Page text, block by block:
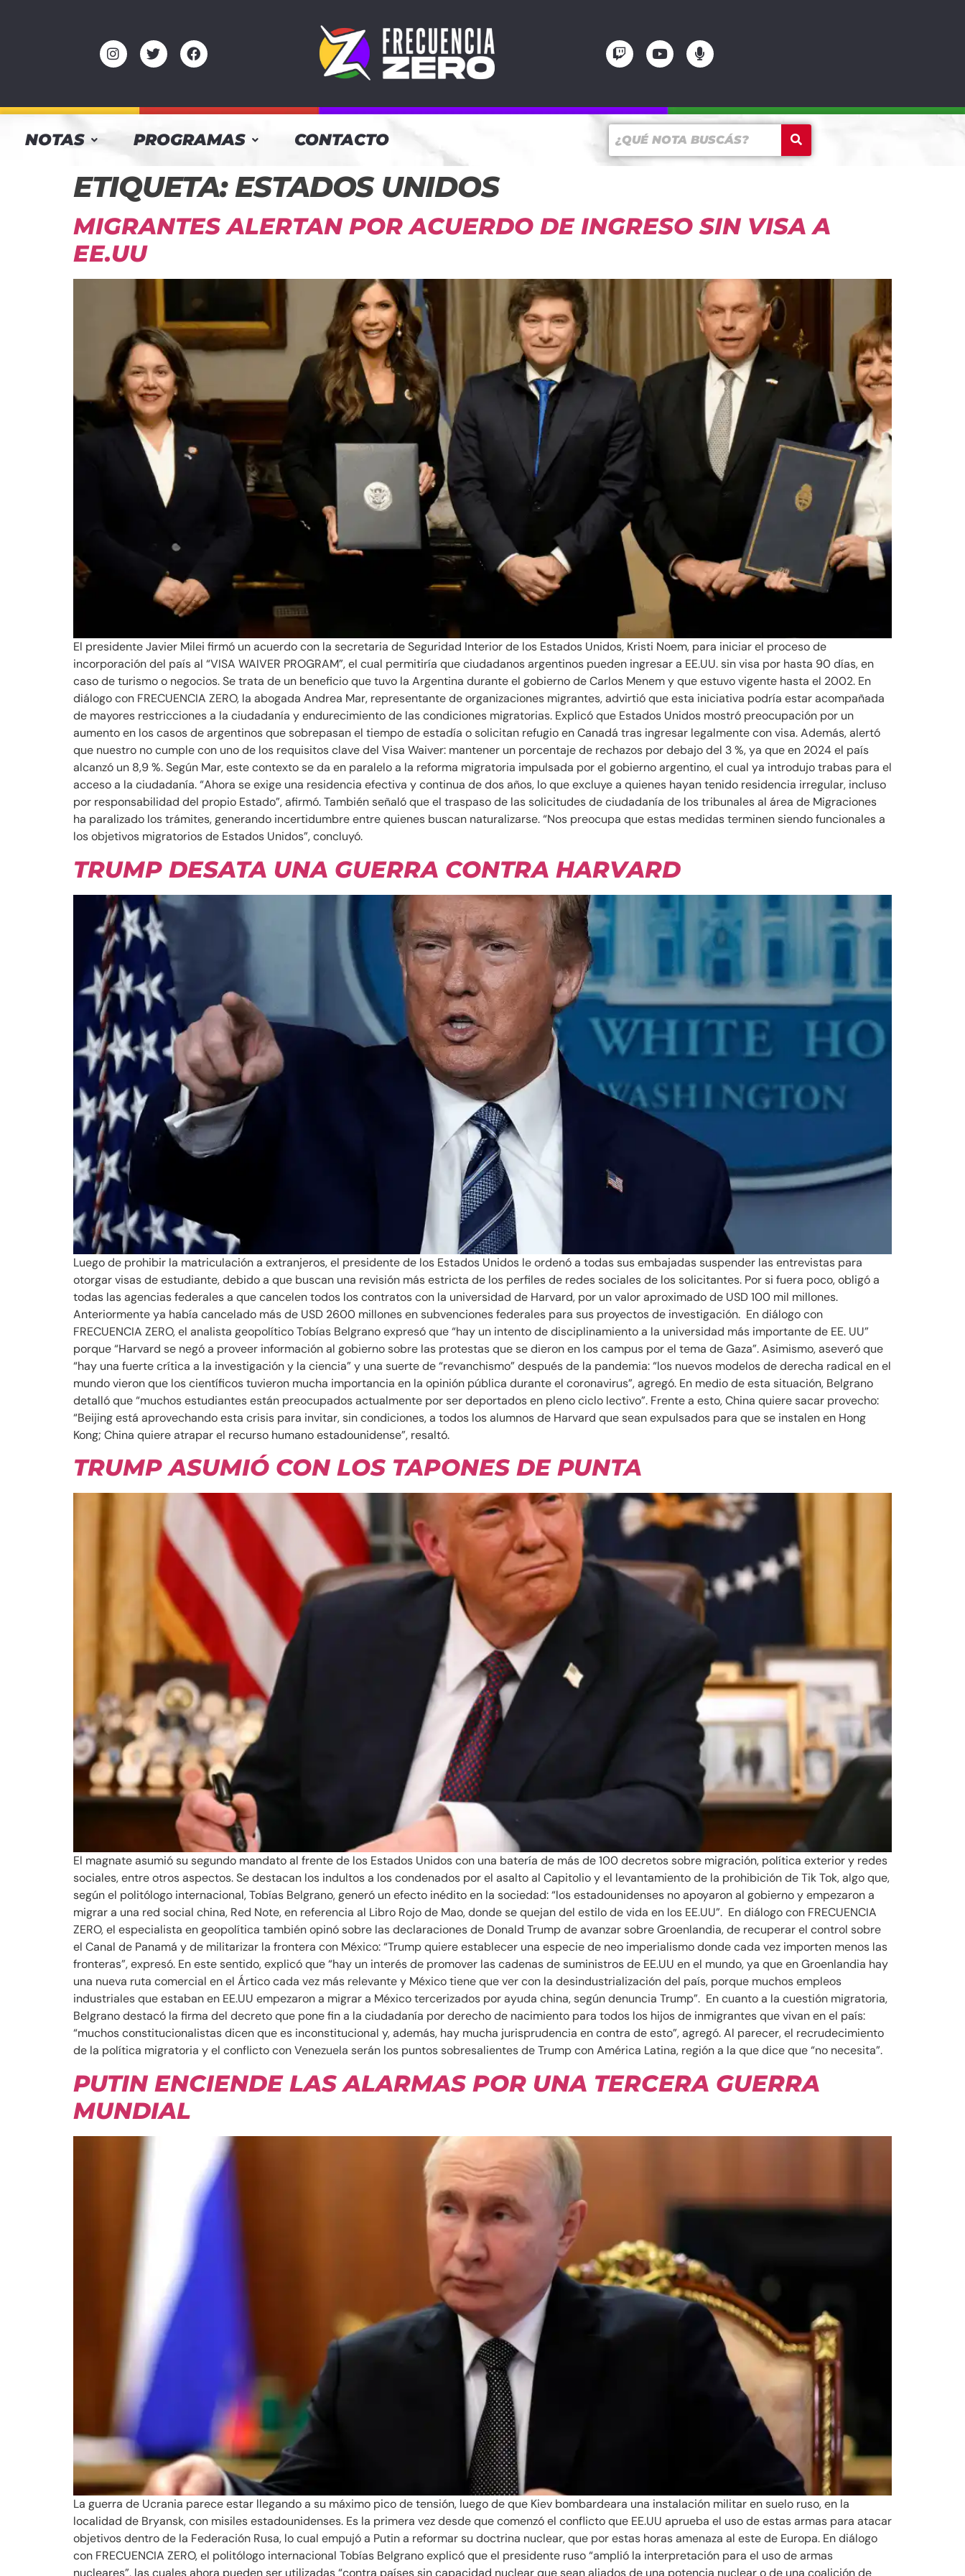
NOTAS PROGRAMAS CONTACTO
ETIQUETA:ESTADOS UNIDOS
MIGRANTES ALERTAN POR ACUERDO DE INGRESO SIN VISA A
EE.UU
El presidente Javier Milei firmó un acuerdo con la secretaria de Seguridad Interior de los Estados Unidos, Kristi Noem, para iniciar el proceso de
incorporación del país al “VISA WAIVER PROGRAM”, el cual permitiría que ciudadanos argentinos pueden ingresar a EE.UU. sin visa por hasta 90 días, en
caso de turismo o negocios. Se trata de un beneficio que tuvo la Argentina durante el gobierno de Carlos Menem y que estuvo vigente hasta el 2002. En
diálogo con FRECUENCIA ZERO, la abogada Andrea Mar, representante de organizaciones migrantes, advirtió que esta iniciativa podría estar acompañada
de mayores restricciones a la ciudadanía y endurecimiento de las condiciones migratorias. Explicó que Estados Unidos mostró preocupación por un
aumento en los casos de argentinos que sobrepasan el tiempo de estadía o solicitan refugio en Canadá tras ingresar legalmente con visa. Además, alertó
que nuestro no cumple con uno de los requisitos clave del Visa Waiver: mantener un porcentaje de rechazos por debajo del 3 %, ya que en 2024 el país
alcanzó un 8,9 %. Según Mar, este contexto se da en paralelo a la reforma migratoria impulsada por el gobierno argentino, el cual ya introdujo trabas para el
acceso a la ciudadanía. “Ahora se exige una residencia efectiva y continua de dos años, lo que excluye a quienes hayan tenido residencia irregular, incluso
por responsabilidad del propio Estado”, afirmó. También señaló que el traspaso de las solicitudes de ciudadanía de los tribunales al área de Migraciones
ha paralizado los trámites, generando incertidumbre entre quienes buscan naturalizarse. “Nos preocupa que estas medidas terminen siendo funcionales a
los objetivos migratorios de Estados Unidos”, concluyó.
TRUMP DESATA UNA GUERRA CONTRA HARVARD
Luego de prohibir la matriculación a extranjeros, el presidente de los Estados Unidos le ordenó a todas sus embajadas suspender las entrevistas para
otorgar visas de estudiante, debido a que buscan una revisión más estricta de los perfiles de redes sociales de los solicitantes. Por si fuera poco, obligó a
todas las agencias federales a que cancelen todos los contratos con la universidad de Harvard, por un valor aproximado de USD 100 mil millones.
Anteriormente ya había cancelado más de USD 2600 millones en subvenciones federales para sus proyectos de investigación. En diálogo con
FRECUENCIA ZERO, el analista geopolítico Tobías Belgrano expresó que “hay un intento de disciplinamiento a la universidad más importante de EE. UU”
porque “Harvard se negó a proveer información al gobierno sobre las protestas que se dieron en los campus por el tema de Gaza”. Asimismo, aseveró que
“hay una fuerte crítica a la investigación y la ciencia” y una suerte de “revanchismo” después de la pandemia: “los nuevos modelos de derecha radical en el
mundo vieron que los científicos tuvieron mucha importancia en la opinión pública durante el coronavirus”, agregó. En medio de esta situación, Belgrano
detalló que “muchos estudiantes están preocupados actualmente por ser deportados en pleno ciclo lectivo”. Frente a esto, China quiere sacar provecho:
“Beijing está aprovechando esta crisis para invitar, sin condiciones, a todos los alumnos de Harvard que sean expulsados para que se instalen en Hong
Kong; China quiere atrapar el recurso humano estadounidense”, resaltó.
TRUMP ASUMIÓ CON LOS TAPONES DE PUNTA
El magnate asumió su segundo mandato al frente de los Estados Unidos con una batería de más de 100 decretos sobre migración, política exterior y redes
sociales, entre otros aspectos. Se destacan los indultos a los condenados por el asalto al Capitolio y el levantamiento de la prohibición de Tik Tok, algo que,
según el politólogo internacional, Tobías Belgrano, generó un efecto inédito en la sociedad: “los estadounidenses no apoyaron al gobierno y empezaron a
migrar a una red social china, Red Note, en referencia al Libro Rojo de Mao, donde se quejan del estilo de vida en los EE.UU”. En diálogo con FRECUENCIA
ZERO, el especialista en geopolítica también opinó sobre las declaraciones de Donald Trump de avanzar sobre Groenlandia, de recuperar el control sobre
el Canal de Panamá y de militarizar la frontera con México: “Trump quiere establecer una especie de neo imperialismo donde cada vez importen menos las
fronteras”, expresó. En este sentido, explicó que “hay un interés de promover las cadenas de suministros de EE.UU en el mundo, ya que en Groenlandia hay
una nueva ruta comercial en el Ártico cada vez más relevante y México tiene que ver con la desindustrialización del país, porque muchos empleos
industriales que estaban en EE.UU empezaron a migrar a México tercerizados por ayuda china, según denuncia Trump”. En cuanto a la cuestión migratoria,
Belgrano destacó la firma del decreto que pone fin a la ciudadanía por derecho de nacimiento para todos los hijos de inmigrantes que vivan en el país:
“muchos constitucionalistas dicen que es inconstitucional y, además, hay mucha jurisprudencia en contra de esto”, agregó. Al parecer, el recrudecimiento
de la política migratoria y el conflicto con Venezuela serán los puntos sobresalientes de Trump con América Latina, región a la que dice que “no necesita”.
PUTIN ENCIENDE LAS ALARMAS POR UNA TERCERA GUERRA
MUNDIAL
La guerra de Ucrania parece estar llegando a su máximo pico de tensión, luego de que Kiev bombardeara una instalación militar en suelo ruso, en la
localidad de Bryansk, con misiles estadounidenses. Es la primera vez desde que comenzó el conflicto que EE.UU aprueba el uso de estas armas para atacar
objetivos dentro de la Federación Rusa, lo cual empujó a Putin a reformar su doctrina nuclear, que por estas horas amenaza al este de Europa. En diálogo
con FRECUENCIA ZERO, el politólogo internacional Tobías Belgrano explicó que el presidente ruso “amplió la interpretación para el uso de armas
nucleares”, las cuales ahora pueden ser utilizadas “contra países sin capacidad nuclear que sean aliados de una potencia nuclear o de una coalición de